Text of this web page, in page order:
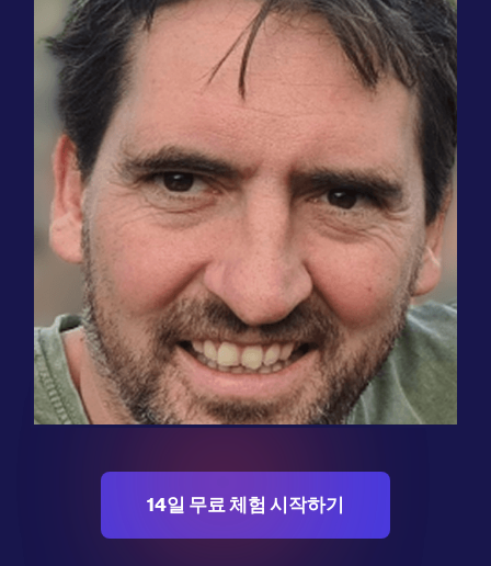
워드프레스
소프트웨어
"테스트한 도구 중 Weglot SEO 친화적이면
서 여러 언어로 완벽하게 번역된 웹사이트를
제공하는 데 있어 최고였습니다."
미셸 반 루이텔라르
공동 창립자
14일 무료 체험 시작하기